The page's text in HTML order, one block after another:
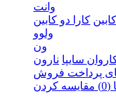
وانت
کارا دو کابین
ولوو
ون
سایپا نارون
پرداخت فروش
(0) مقایسه کردن